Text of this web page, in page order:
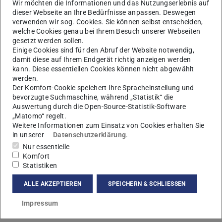
B
Arbeitsgebiet(e)
Wir möchten die Informationen und das Nutzungserlebnis auf
dieser Webseite an Ihre Bedürfnisse anpassen. Deswegen
verwenden wir sog. Cookies. Sie können selbst entscheiden,
welche Cookies genau bei Ihrem Besuch unserer Webseiten
gesetzt werden sollen.
Einige Cookies sind für den Abruf der Website notwendig,
damit diese auf Ihrem Endgerät richtig anzeigen werden
kann. Diese essentiellen Cookies können nicht abgewählt
werden.
Der Komfort-Cookie speichert Ihre Spracheinstellung und
bevorzugte Suchmaschine, während „Statistik“ die
Auswertung durch die Open-Source-Statistik-Software
„Matomo“ regelt.
Weitere Informationen zum Einsatz von Cookies erhalten Sie
in unserer
Datenschutzerklärung.
Nur essentielle
Komfort
Statistiken
ALLE AKZEPTIEREN SPEICHERN & SCHLIESSEN
Impressum